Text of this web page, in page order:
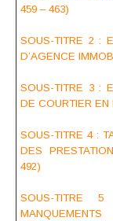
459 – 463)
SOUS-TITRE 2 :
D’AGENCE
SOUS-TITRE 3 :
DE COURTIER EN
SOUS-TITRE 4 :
DES
492)
SOUS-TITRE